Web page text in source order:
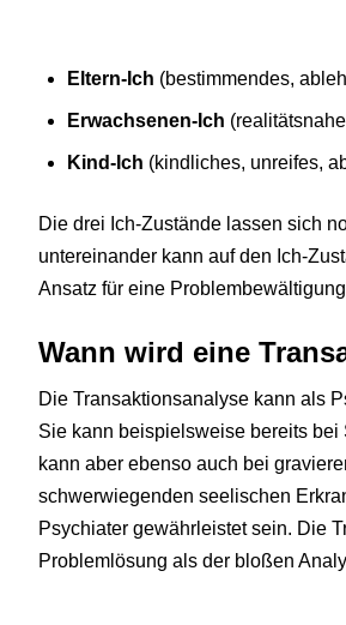
Eltern-Ich (bestimmendes,
Erwachsenen-Ich
Kind-Ich (kindliches, unreifes,
Die drei Ich-Zustände lassen sich
untereinander kann auf den Ich-
Ansatz für eine
Wann wird eine
Die Transaktionsanalyse kann als
Sie kann beispielsweise bereits
kann aber ebenso auch bei
schwerwiegenden seelischen
Psychiater gewährleistet sein. Die
Problemlösung als der bloßen